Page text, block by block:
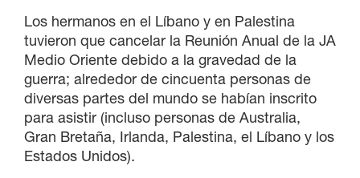
Los hermanos en el Líbano y en Palestina
tuvieron que cancelar la Reunión Anual de la JA
Medio Oriente debido a la gravedad de la
guerra; alrededor de cincuenta personas de
diversas partes del mundo se habían inscrito
para asistir (incluso personas de Australia,
Gran Bretaña, Irlanda, Palestina, el Líbano y los
Estados Unidos).